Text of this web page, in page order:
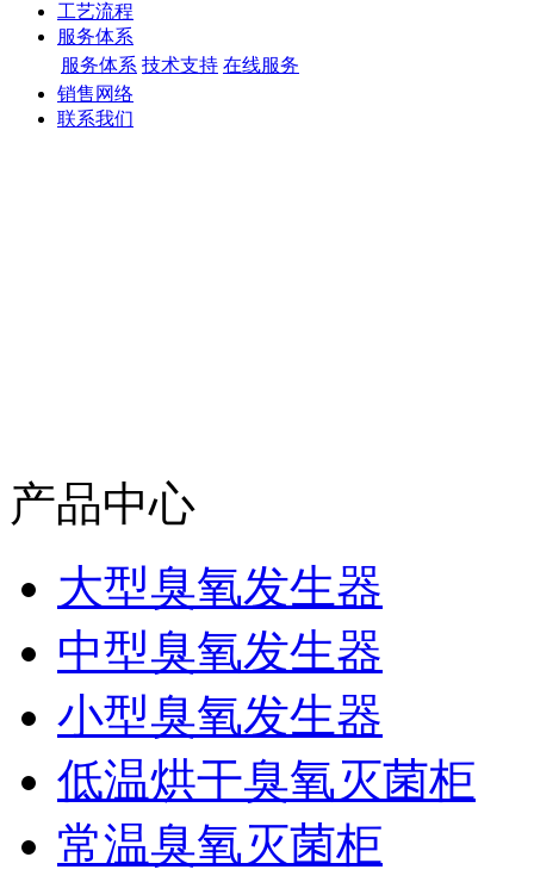
工艺流程
服务体系
服务体系 技术支持 在线服务
销售网络
联系我们
产品中心
大型臭氧发生器
中型臭氧发生器
小型臭氧发生器
低温烘干臭氧灭菌柜
常温臭氧灭菌柜